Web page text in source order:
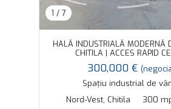
1 / 7
HALĂ INDUSTRIALĂ MODERNĂ
CHITILA | ACCES RAPID
300,000 €
Spațiu industrial de
Nord-Vest, Chitila
300